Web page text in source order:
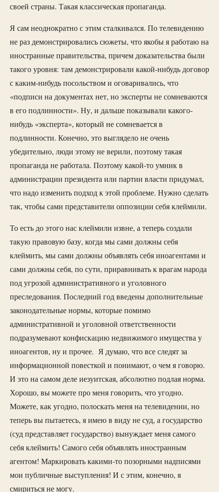
своей страны. Такая классическая пропаганда.
Я сам неоднократно с этим сталкивался. По телевидению
не раз демонстрировались сюжеты, что якобы я работаю на
иностранные правительства, причем доказательства были
такого уровня: там демонстрировали какой-нибудь договор
с каким-нибудь посольством и оговаривались, что
«подписи на документах нет, но эксперты не сомневаются
в его подлинности». Ну, и дальше показывали какого-
нибудь «эксперта», который не сомневается в
подлинности. Конечно, это выглядело не очень
убедительно, люди этому не верили, поэтому такая
пропаганда не работала. Поэтому какой-то умник в
администрации президента или партии власти придумал,
что надо изменить подход к этой проблеме. Нужно сделать
так, чтобы сами представители оппозиции себя клеймили.
То есть до этого нас клеймили извне, а теперь создали
такую правовую базу, когда мы сами должны себя
клеймить, мы сами должны объявлять себя иноагентами и
сами должны себя, по сути, приравнивать к врагам народа
под угрозой административного и уголовного
преследования. Последний год введены дополнительные
законодательные нормы, которые помимо
административной и уголовной ответственности
подразумевают конфискацию недвижимого имущества у
иноагентов, ну и прочее. Я думаю, что все следят за
информационной повесткой и понимают, о чем я говорю.
И это на самом деле иезуитская, абсолютно подлая норма.
Хорошо, вы можете про меня говорить, что угодно.
Можете, как угодно, полоскать меня на телевидении, но
теперь вы пытаетесь, я имею в виду не суд, а государство
(суд представляет государство) вынуждает меня самого
себя клеймить! Самого себя объявлять иностранным
агентом! Маркировать какими-то позорными надписями
мои публичные выступления! И с этим, конечно, я
смириться не могу.